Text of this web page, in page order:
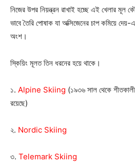
নিজের উপর নিয়ন্ত্রন রাখাই হচ্ছে এই খেলার মূল
ভাবে তৈরি পোষাক যা অক্সিজেনের চাপ কমিয়ে
অংশ।
স্কিয়িং মূলত তিন ধরনের হয়ে থাকে।
১. Alpine Skiing (১৯৩৬ সাল থেকে
রয়েছে)
২. Nordic Skiing
৩. Telemark Skiing